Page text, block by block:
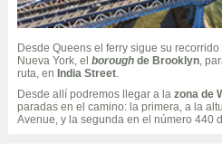
Desde Queens el ferry sigue su
Nueva York, el boroughde Brooklyn,
ruta, en India Street.
Desde allí podremos llegar a la zona de
paradas en el camino: la primera, a la
Avenue, y la segunda en el número 440